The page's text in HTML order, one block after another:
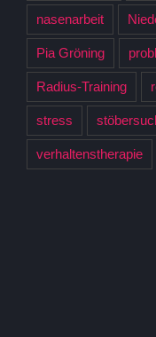
nasenarbeit
Pia Gröning
Radius-Training
stress
verhaltenstherapie